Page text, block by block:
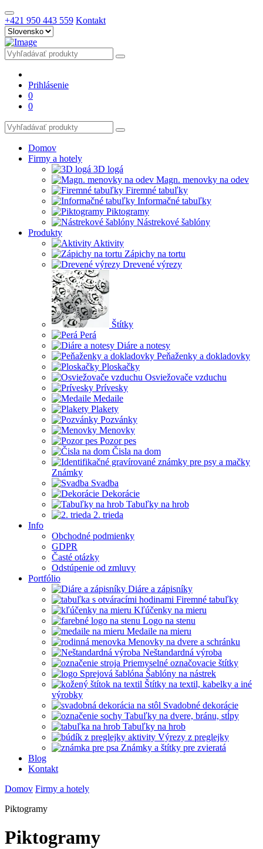
+421 950 443 559 Kontakt
Prihlásenie
0
0
Domov
Firmy a hotely
3D logá
Magn. menovky na odev
Firemné tabuľky
Informačné tabuľky
Piktogramy
Nástrekové šablóny
Produkty
Aktivity
Zápichy na tortu
Drevené výrezy
Štítky
Perá
Diáre a notesy
Peňaženky a dokladovky
Ploskačky
Osviežovače vzduchu
Prívesky
Medaile
Plakety
Pozvánky
Menovky
Pozor pes
Čisla na dom
Známky
Svadba
Dekorácie
Tabuľky na hrob
2. trieda
Info
Obchodné podmienky
GDPR
Časté otázky
Odstúpenie od zmluvy
Portfólio
Diáre a zápisníky
Firemné tabuľky
Kľúčenky na mieru
Logo na stenu
Medaile na mieru
Menovky na dvere a schránku
Neštandardná výroba
Priemyselné označovacie štítky
Šablóny na nástrek
Štítky na textil, kabelky a iné
výrobky
Svadobné dekorácie
Tabuľky na dvere, bránu, stĺpy
Tabuľky na hrob
Výrezy z preglejky
Známky a štítky pre zvieratá
Blog
Kontakt
Domov Firmy a hotely
Piktogramy
Piktogramy